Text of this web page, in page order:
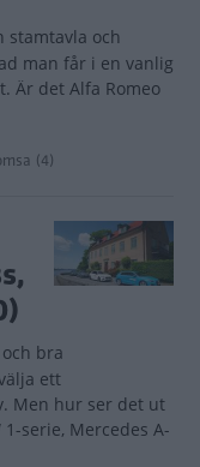
stamtavla och
man får i en vanlig
Är det Alfa Romeo
(4)
bra
ett
Men hur ser det ut
serie, Mercedes A-